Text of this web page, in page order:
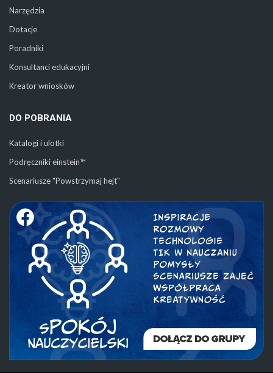
Narzędzia
Dotacje
Poradniki
Konsultanci edukacyjni
Kreator wniosków
DO POBRANIA
Katalogi i ulotki
Podręczniki einstein™
Scenariusze "Powstrzymaj hejt"